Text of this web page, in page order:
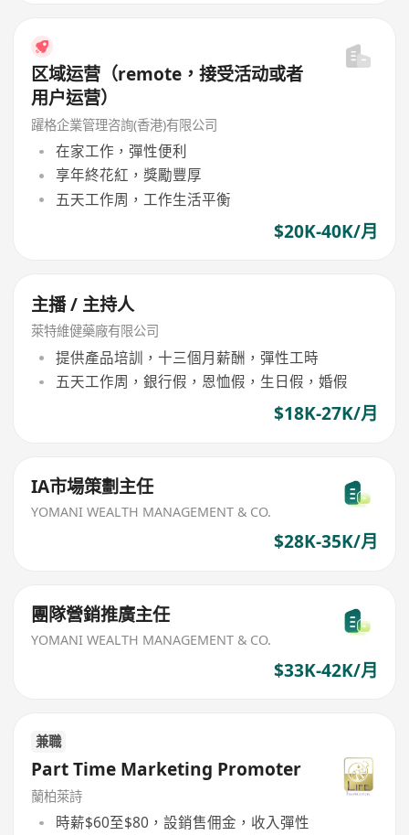
区域运营（remote，接受活动或者
用户运营）
躍格企業管理咨詢(香港)有限公司
在家工作，彈性便利
享年終花紅，獎勵豐厚
五天工作周，工作生活平衡
$20K-40K/月
主播 / 主持人
萊特維健藥廠有限公司
提供產品培訓，十三個月薪酬，彈性工時
五天工作周，銀行假，恩恤假，生日假，婚假
$18K-27K/月
IA市場策劃主任
YOMANI WEALTH MANAGEMENT & CO.
$28K-35K/月
團隊營銷推廣主任
YOMANI WEALTH MANAGEMENT & CO.
$33K-42K/月
兼職
Part Time Marketing Promoter
蘭柏萊詩
時薪$60至$80，設銷售佣金，收入彈性